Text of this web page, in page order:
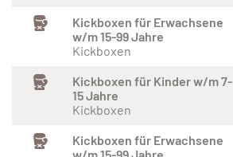
Kickboxen für Erwachsene
w/m 15-99 Jahre
Kickboxen
Kickboxen für Kinder w/m 7-
15 Jahre
Kickboxen
Kickboxen für Erwachsene